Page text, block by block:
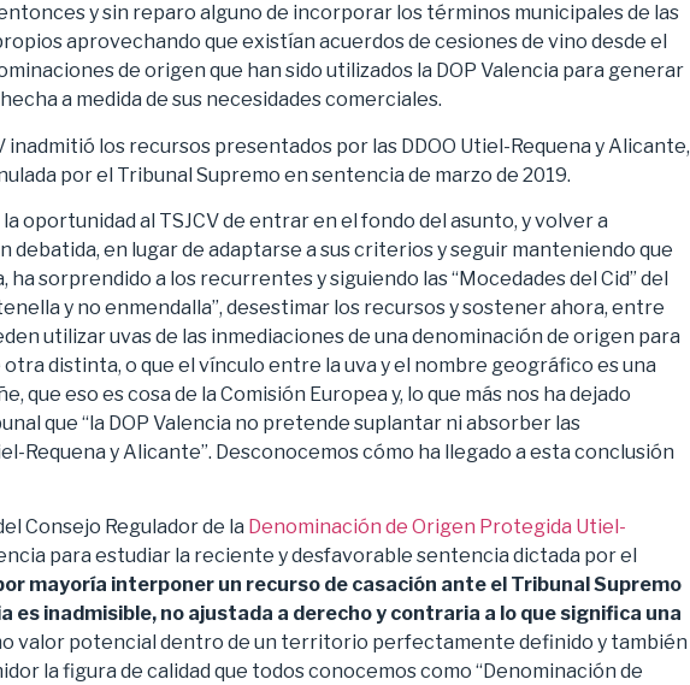
y sin reparo alguno de incorporar los términos municipales de las
aprovechando que existían acuerdos de cesiones de vino desde el
de origen que han sido utilizados la DOP Valencia para generar
a medida de sus necesidades comerciales.
inadmitió los recursos presentados por las DDOO Utiel-Requena y Alicante,
por el Tribunal Supremo en sentencia de marzo de 2019.
oportunidad al TSJCV de entrar en el fondo del asunto, y volver a
debatida, en lugar de adaptarse a sus criterios y seguir manteniendo que
ha sorprendido a los recurrentes y siguiendo las “Mocedades del Cid” del
y no enmendalla”, desestimar los recursos y sostener ahora, entre
utilizar uvas de las inmediaciones de una denominación de origen para
distinta, o que el vínculo entre la uva y el nombre geográfico es una
que eso es cosa de la Comisión Europea y, lo que más nos ha dejado
que “la DOP Valencia no pretende suplantar ni absorber las
Requena y Alicante”. Desconocemos cómo ha llegado a esta conclusión
Consejo Regulador de la Denominación de Origen Protegida Utiel-
para estudiar la reciente y desfavorable sentencia dictada por el
mayoría interponer un recurso de casación ante el Tribunal Supremo
es inadmisible, no ajustada a derecho y contraria a lo que significa una
valor potencial dentro de un territorio perfectamente definido y también
la figura de calidad que todos conocemos como “Denominación de